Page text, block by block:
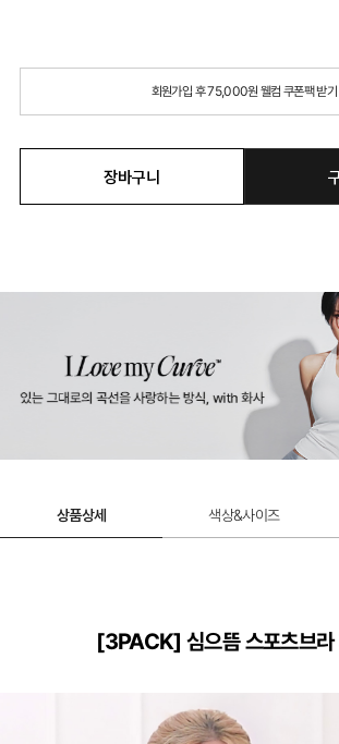
회원가입 후 75,000원 웰컴 쿠폰팩 받기
장바구니
상품상세 색상&사이즈
[3PACK] 심으뜸 스포츠브라